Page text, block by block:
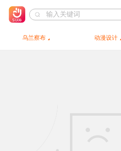
乌兰察布 动漫设计